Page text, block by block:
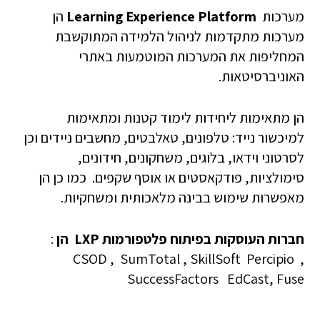
מערכות Learning Experience Platform הן
מערכות מתקדמות לניהול הלמידה המתוקשבת
המחליפות את המערכות המוטמעות באתרי
האוניברסיטאות.
הן מתאימות ליחידות לימוד קטנות ומתאימות
למיכשור נייד: טלפונים, טאלבטים, מחשבים ניידים וכן
לסרטוני וידאו, בלוגים, משחקונים, חידונים,
סימולציות, פודקאסטים או אוסף שקפים. כמו כן הן
מאפשרות שימוש בבינה מלאכותית ומשחקיות.
חברות העוסקות בפיתוח פלטפורמותLXP הן:
CSOD , SumTotal , SkillSoft Percipio ,
SuccessFactors EdCast, Fuse